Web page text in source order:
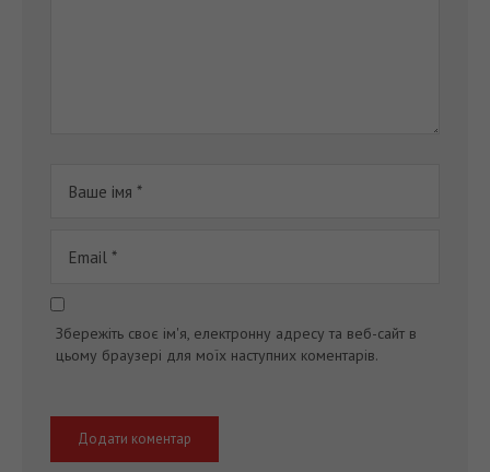
Збережіть своє ім'я, електронну адресу та веб-сайт в
цьому браузері для моїх наступних коментарів.